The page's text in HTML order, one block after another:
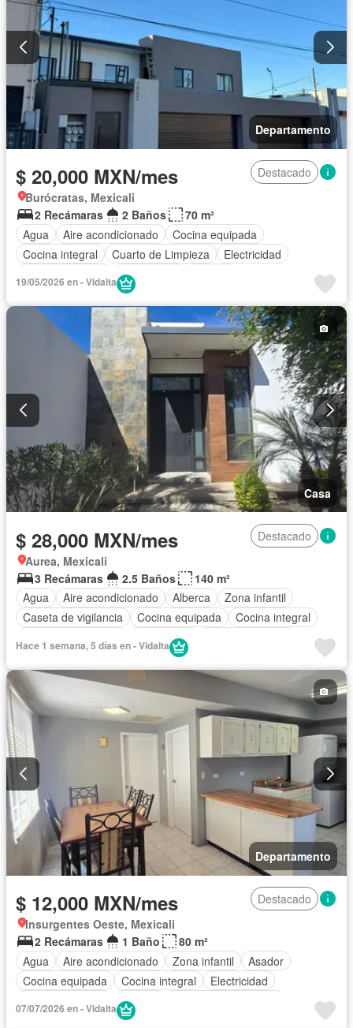
Parcialmente amueblado
Departamento
$ 20,000 MXN/mes
Destacado
Burócratas, Mexicali
2 Recámaras
2 Baños
70 m²
Agua
Aire acondicionado
Cocina equipada
Cocina integral
Cuarto de Limpieza
Electricidad
Gas natural
Recámara con closet
Completamente amueblado
19/05/2026 en - Vidalta
Casa
$ 28,000 MXN/mes
Destacado
Aurea, Mexicali
3 Recámaras
2.5 Baños
140 m²
Agua
Aire acondicionado Alberca
Zona infantil
Caseta de vigilancia
Cocina equipada
Cocina integral
Electricidad
Jardín
Seguridad
Televisión por cable Terraza
Zonas verdes
Permite mascotas
Permite niños
Solo familias
Sin amueblar
Hace 1 semana, 5 días en - Vidalta
Departamento
$ 12,000 MXN/mes
Destacado
Insurgentes Oeste, Mexicali
2 Recámaras
1 Baño
80 m²
Agua
Aire acondicionado Zona infantil
Asador
Cocina equipada
Cocina integral
Electricidad
Internet
Wifi
07/07/2026 en - Vidalta